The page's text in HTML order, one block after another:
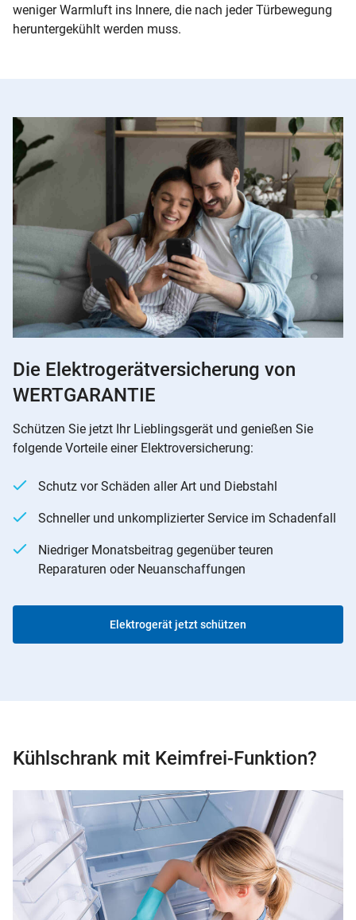
weniger Warmluft ins Innere, die nach jeder Türbewegung
heruntergekühlt werden muss.
Die Elektrogerätversicherung von
WERTGARANTIE
Schützen Sie jetzt Ihr Lieblingsgerät und genießen Sie
folgende Vorteile einer Elektroversicherung:
Schutz vor Schäden aller Art und Diebstahl
Schneller und unkomplizierter Service im Schadenfall
Niedriger Monatsbeitrag gegenüber teuren
Reparaturen oder Neuanschaffungen
Elektrogerät jetzt schützen
Kühlschrank mit Keimfrei-Funktion?